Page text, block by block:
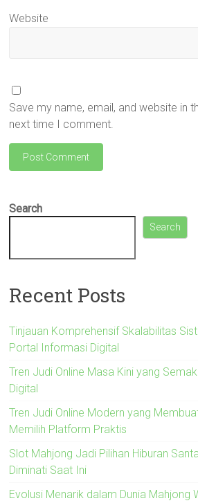
Website
Save my name, email, and website in
next time I comment.
Search
Search
Recent Posts
Tinjauan Komprehensif Skalabilitas
Portal Informasi Digital
Tren Judi Online Masa Kini yang
Digital
Tren Judi Online Modern yang
Memilih Platform Praktis
Slot Mahjong Jadi Pilihan Hiburan
Diminati Saat Ini
Evolusi Menarik dalam Dunia Mahjong